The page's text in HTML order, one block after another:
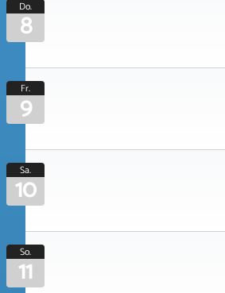
Do.
8
Fr.
9
Sa.
10
So.
11